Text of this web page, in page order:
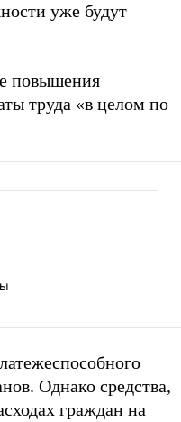
уже будут
повышения
труда «в целом по
Однако средства,
граждан на